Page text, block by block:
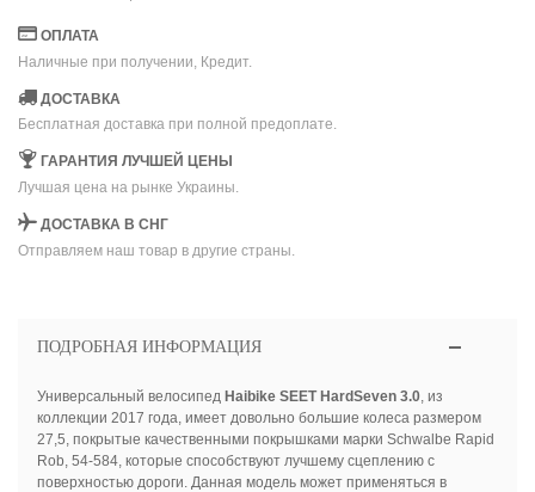
ОПЛАТА
Наличные при получении, Кредит.
ДОСТАВКА
Бесплатная доставка при полной предоплате.
ГАРАНТИЯ ЛУЧШЕЙ ЦЕНЫ
Лучшая цена на рынке Украины.
ДОСТАВКА В СНГ
Отправляем наш товар в другие страны.
ПОДРОБНАЯ ИНФОРМАЦИЯ
Универсальный велосипед Haibike SEET HardSeven 3.0, из
коллекции 2017 года, имеет довольно большие колеса размером
27,5, покрытые качественными покрышками марки Schwalbe Rapid
Rob, 54-584, которые способствуют лучшему сцеплению с
поверхностью дороги. Данная модель может применяться в